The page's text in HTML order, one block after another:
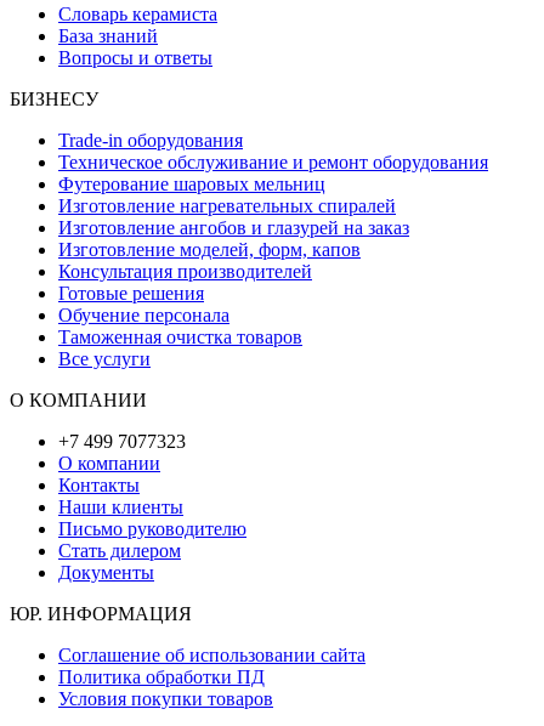
Словарь керамиста
База знаний
Вопросы и ответы
БИЗНЕСУ
Trade-in оборудования
Техническое обслуживание и ремонт оборудования
Футерование шаровых мельниц
Изготовление нагревательных спиралей
Изготовление ангобов и глазурей на заказ
Изготовление моделей, форм, капов
Консультация производителей
Готовые решения
Обучение персонала
Таможенная очистка товаров
Все услуги
О КОМПАНИИ
+7 499 7077323
О компании
Контакты
Наши клиенты
Письмо руководителю
Стать дилером
Документы
ЮР. ИНФОРМАЦИЯ
Соглашение об использовании сайта
Политика обработки ПД
Условия покупки товаров